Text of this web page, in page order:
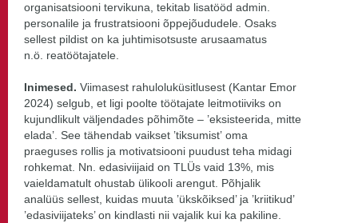
organisatsiooni tervikuna, tekitab lisatööd admin.
personalile ja frustratsiooni õppejõududele. Osaks
sellest pildist on ka juhtimisotsuste arusaamatus
n.ö. reatöötajatele.
Inimesed. Viimasest rahuloluküsitlusest (Kantar Emor
2024) selgub, et ligi poolte töötajate leitmotiiviks on
kujundlikult väljendades põhimõte – ’eksisteerida, mitte
elada’. See tähendab vaikset ’tiksumist’ oma
praeguses rollis ja motivatsiooni puudust teha midagi
rohkemat. Nn. edasiviijaid on TLÜs vaid 13%, mis
vaieldamatult ohustab ülikooli arengut. Põhjalik
analüüs sellest, kuidas muuta ’ükskõiksed’ ja ’kriitikud’
’edasiviijateks’ on kindlasti nii vajalik kui ka pakiline.